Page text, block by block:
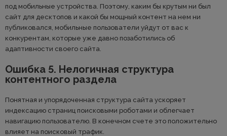
под мобильные устройства. Поэтому, каким бы крутым ни был
сайт для десктопов и какой бы мощный контент на нем ни
публиковался, мобильные пользователи уйдут от вас к
конкурентам, которые уже давно позаботились об
адаптивности своего сайта.
Ошибка 5. Нелогичная структура
контентного раздела
Понятная и упорядоченная структура сайта ускоряет
индексацию страниц поисковыми роботами и облегчает
навигацию пользователю. В конечном счете это положительно
влияет на поисковый трафик.